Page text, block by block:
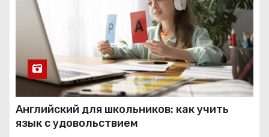
Английский для школьников: как учить
язык с удовольствием